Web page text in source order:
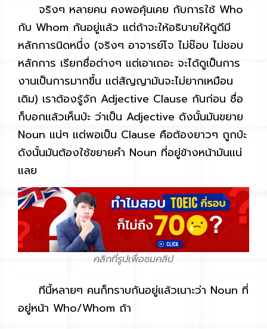
จริงๆ หลายคน คงพอคุ้นเคย กับการใช้ Who
กับ Whom กันอยู่แล้ว แต่ถ้าจะให้อธิบายให้ดูดีมี
หลักการนิดหนึ่ง (จริงๆ อาจารย์โจ ไม่ช๊อบ ไม่ชอบ
หลักการ เรียกชื่อต่างๆ แต่เอาเถอะ จะได้ดูเป็นการ
งานเป็นการมากขึ้น แต่สัญญามันจะไม่ยากเหมือน
เดิม) เราต้องรู้จัก Adjective Clause กันก่อน ชื่อ
ก็บอกแล้วเห็นป่ะ ว่าเป็น Adjective ดังนั้นมันขยาย
Noun แน่ๆ แต่พอเป็น Clause คือต้องยาวๆ ถูกป่ะ
ดังนั้นมันต้องใช้ขยายคำ Noun ที่อยู่ข้างหน้ามันแน่
แลย
คลิกที่รูปเพื่อชมคลิป
ทีนี้หลายๆ คนก็ทราบกันอยู่แล้วเนาะว่า Noun ที่
อยู่หน้า Who/Whom ถ้า